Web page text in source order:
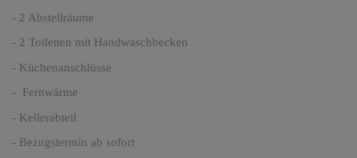
- 2 Abstellräume
- 2 Toiletten mit Handwaschbecken
- Küchenanschlüsse
- Fernwärme
- Kellerabteil
- Bezugstermin ab sofort